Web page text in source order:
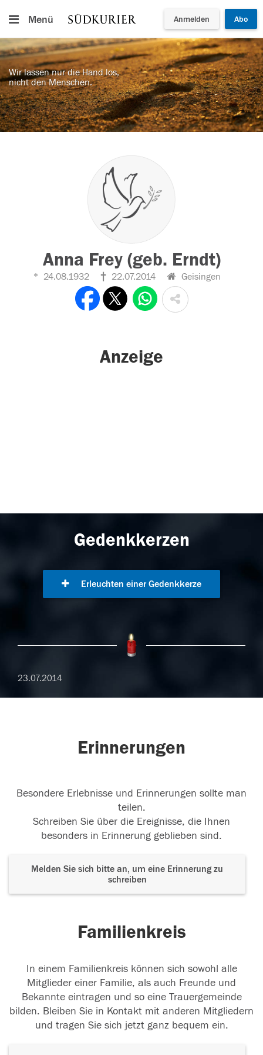
Menü Anmelden Abo
Wir lassen nur die Hand los,
nicht den Menschen.
Anna Frey (geb. Erndt)
24.08.1932 22.07.2014 Geisingen
Anzeige
Gedenkkerzen
Erleuchten einer Gedenkkerze
23.07.2014
Erinnerungen
Besondere Erlebnisse und Erinnerungen sollte man
teilen.
Schreiben Sie über die Ereignisse, die Ihnen
besonders in Erinnerung geblieben sind.
Melden Sie sich bitte an, um eine Erinnerung zu
schreiben
Familienkreis
In einem Familienkreis können sich sowohl alle
Mitglieder einer Familie, als auch Freunde und
Bekannte eintragen und so eine Trauergemeinde
bilden. Bleiben Sie in Kontakt mit anderen Mitgliedern
und tragen Sie sich jetzt ganz bequem ein.